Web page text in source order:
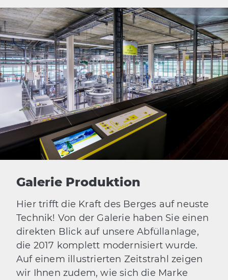
Galerie Produktion
Hier trifft die Kraft des Berges auf neuste
Technik! Von der Galerie haben Sie einen
direkten Blick auf unsere Abfüllanlage,
die 2017 komplett modernisiert wurde.
Auf einem illustrierten Zeitstrahl zeigen
wir Ihnen zudem, wie sich die Marke